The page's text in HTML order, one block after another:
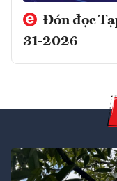
Đón đọc
31-2026